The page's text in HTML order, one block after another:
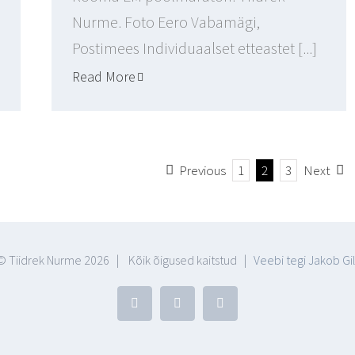
Nurme. Foto Eero Vabamägi,
Postimees Individuaalset etteastet [...]
Read More
Previous 1 2 3 Next
Tiidrek Nurme 2026 | Kõik õigused kaitstud | Veebi tegi Jakob
FacebookYouTubeBlogger